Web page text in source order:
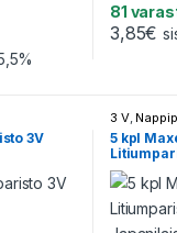
81
3,85€
3V
3 V,
5 kpl